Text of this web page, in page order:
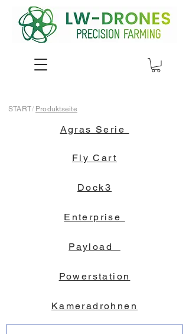
START/ Produktseite
Agras Serie
Fly Cart
Dock3
Enterprise
Payload
Powerstation
Kameradrohnen